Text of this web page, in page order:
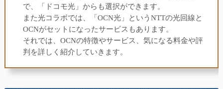
で、「ドコモ光」からも選択ができます。
また光コラボでは、「OCN光」というNTTの光回線と
OCNがセットになったサービスもあります。
それでは、OCNの特徴やサービス、気になる料金や評
判を詳しく紹介していきます。